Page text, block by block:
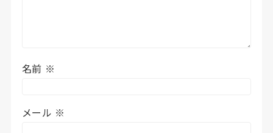
名前 ※
メール ※